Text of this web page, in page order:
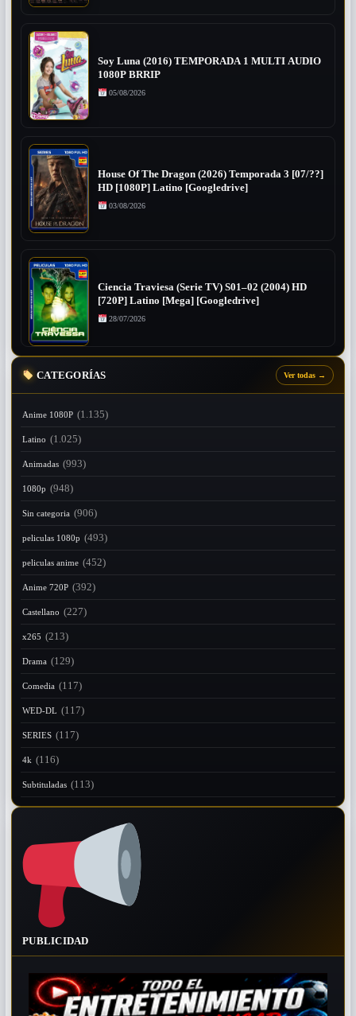
Soy Luna (2016) TEMPORADA 1 MULTI AUDIO
1080P BRRIP
05/08/2026
House Of The Dragon (2026) Temporada 3 [07/??]
HD [1080P] Latino [Googledrive]
03/08/2026
Ciencia Traviesa (Serie TV) S01–02 (2004) HD
[720P] Latino [Mega] [Googledrive]
28/07/2026
CATEGORÍAS Ver todas →
Anime 1080P (1.135)
Latino (1.025)
Animadas (993)
1080p (948)
Sin categoria (906)
peliculas 1080p (493)
peliculas anime (452)
Anime 720P (392)
Castellano (227)
x265 (213)
Drama (129)
Comedia (117)
WED-DL (117)
SERIES (117)
4k (116)
Subtituladas (113)
PUBLICIDAD